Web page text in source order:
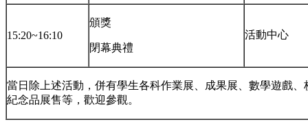
15:20~16:10
頒獎
閉幕典禮
活動中心
當日除上述活動，併有學生各科作業展、成果展、數學遊戲
紀念品展售等，歡迎參觀。